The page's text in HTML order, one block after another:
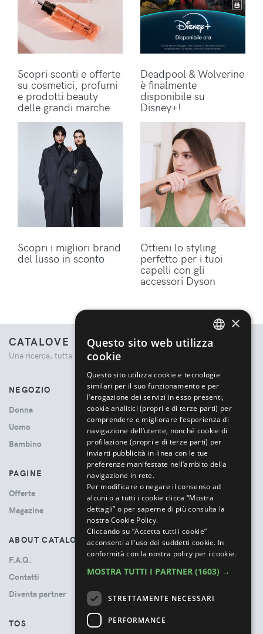
Scopri sconti e offerte
su cosmetici, profumi
e prodotti beauty
delle grandi marche
Deadpool & Wolverine
è finalmente
disponibile su
Disney+!
Scopri i migliori brand
del lusso in sconto
Ottieni lo styling
perfetto per i tuoi
capelli con gli
accessori Dyson
CATALOVE
Una ricerca, tutta la moda.
NEGOZIO
Donna
Uomo
Bambino
PAGINE
Offerte
Magazine
ABOUT CATALOVE
F.A.Q.
Contatti
Diventa partner
TOS
×
Questo sito web utilizza
cookie
Questo sito utilizza cookie e tecnologie
similari per il suo funzionamento e per
l’erogazione dei servizi in esso presenti,
cookie analitici (propri e di terze parti) per
comprendere e migliorare l’esperienza di
navigazione dell’utente, nonché cookie di
profilazione (propri e di terze parti) per
inviarti pubblicità in linea con le tue
preferenze manifestate nell’ambito della
navigazione in rete.
Per modificare o negare il consenso ad
alcuni o a tutti i cookie clicca “Mostra
dettagli” o per saperne di più consulta la
nostra Cookie Policy.
Cliccando su “Accetta tutti i cookie”
acconsenti all’uso dei suddetti cookie. In
conformità con la nostra policy per i cookie.
MOSTRA TUTTI I PARTNER (1603) →
STRETTAMENTE NECESSARI
PERFORMANCE